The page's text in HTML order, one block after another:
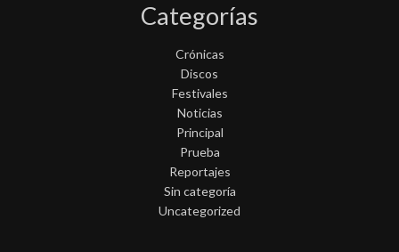
Categorías
Crónicas
Discos
Festivales
Noticias
Principal
Prueba
Reportajes
Sin categoría
Uncategorized